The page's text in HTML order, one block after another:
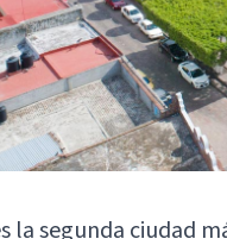
la segunda ciudad